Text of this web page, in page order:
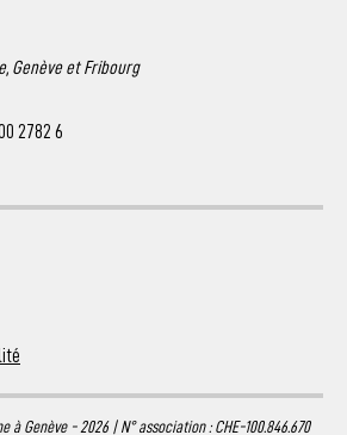
Genève et Fribourg
2782 6
à Genève - 2026 | N° association : CHE-100.846.670